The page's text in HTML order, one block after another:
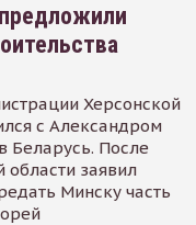
Херсонской
с Александром
Беларусь. После
области заявил
Минску часть